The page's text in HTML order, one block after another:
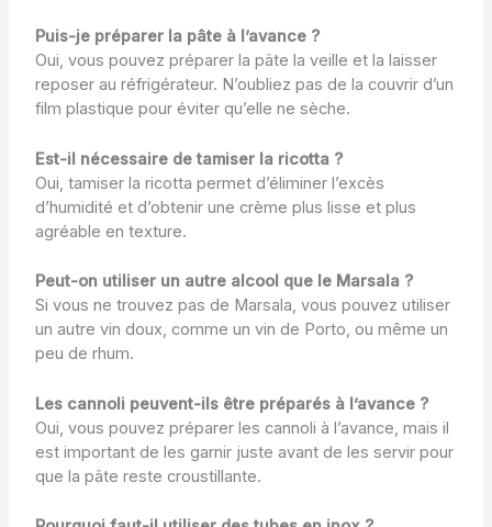
Puis-je préparer la pâte à l’avance ?
Oui, vous pouvez préparer la pâte la veille et la laisser
reposer au réfrigérateur. N’oubliez pas de la couvrir d’un
film plastique pour éviter qu’elle ne sèche.
Est-il nécessaire de tamiser la ricotta ?
Oui, tamiser la ricotta permet d’éliminer l’excès
d’humidité et d’obtenir une crème plus lisse et plus
agréable en texture.
Peut-on utiliser un autre alcool que le Marsala ?
Si vous ne trouvez pas de Marsala, vous pouvez utiliser
un autre vin doux, comme un vin de Porto, ou même un
peu de rhum.
Les cannoli peuvent-ils être préparés à l’avance ?
Oui, vous pouvez préparer les cannoli à l’avance, mais il
est important de les garnir juste avant de les servir pour
que la pâte reste croustillante.